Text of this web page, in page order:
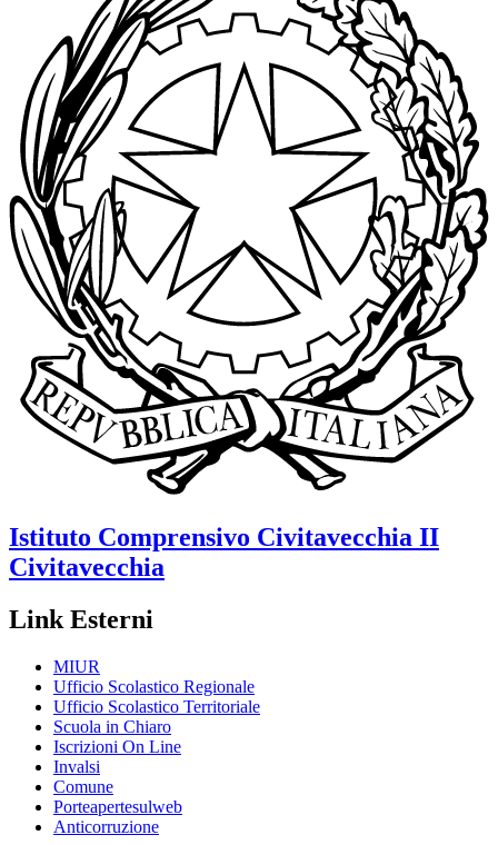
Istituto Comprensivo Civitavecchia II
Civitavecchia
Link Esterni
MIUR
Ufficio Scolastico Regionale
Ufficio Scolastico Territoriale
Scuola in Chiaro
Iscrizioni On Line
Invalsi
Comune
Porteapertesulweb
Anticorruzione